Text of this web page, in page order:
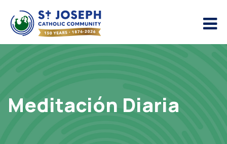
Meditación Diaria